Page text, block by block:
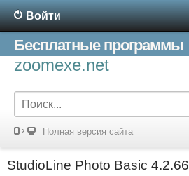
Войти
Бесплатные программы
zoomexe.net
Полная версия сайта
StudioLine Photo Basic 4.2.66